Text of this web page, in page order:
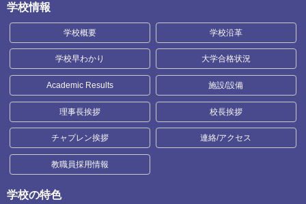
学校情報
学校概要 学校沿革
学校早わかり 大学合格状況
Academic Results 施設/設備
理事長挨拶 校長挨拶
チャプレン挨拶 連絡/アクセス
教職員採用情報
学校の特色